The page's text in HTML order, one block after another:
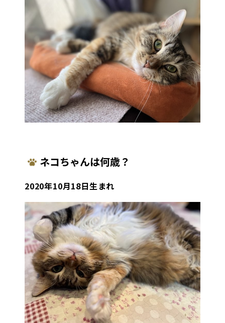
ネコちゃんは何歳？
2020年10月18日生まれ